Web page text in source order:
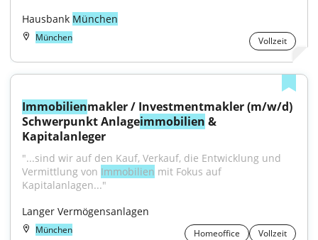
Hausbank München
München Vollzeit
Immobilienmakler / Investmentmakler (m/w/d)
Schwerpunkt Anlageimmobilien &
Kapitalanleger
"...sind wir auf den Kauf, Verkauf, die Entwicklung und
Vermittlung von Immobilien mit Fokus auf
Kapitalanlagen..."
Langer Vermögensanlagen
München Homeoffice Vollzeit